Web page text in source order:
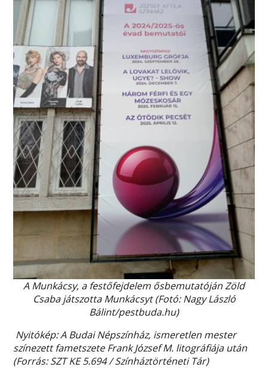
A Munkácsy, a festőfejdelem ősbemutatóján Zöld
Csaba játszotta Munkácsyt (Fotó: Nagy László
Bálint/pestbuda.hu)
Nyitókép: A Budai Népszínház, ismeretlen mester
színezett fametszete Frank József M. litográfiája után
(Forrás: SZT KE 5.694 / Színháztörténeti Tár)